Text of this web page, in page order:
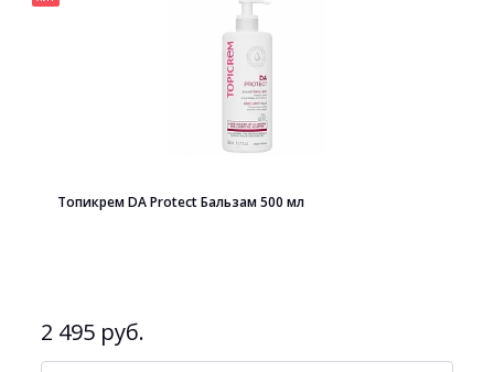
Топикрем DA Protect Бальзам 500 мл
2 495 руб.